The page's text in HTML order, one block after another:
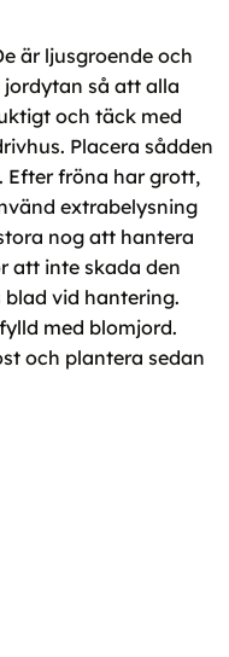
är ljusgroende och
så att alla
och täck med
Placera sådden
Efter fröna har grott,
extrabelysning
nog att hantera
att inte skada den
vid hantering.
med blomjord.
och plantera sedan